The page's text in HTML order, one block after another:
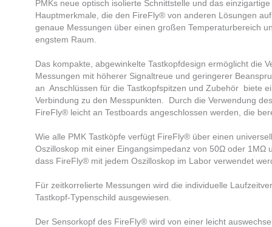
PMKs neue optisch isolierte Schnittstelle und das
Hauptmerkmale, die den FireFly® von anderen Lösungen
genaue Messungen über einen großen Temperaturbereich
engstem Raum. ​
Das kompakte, abgewinkelte Tastkopfdesign ermöglicht die
Messungen mit höherer Signaltreue und geringerer
an Anschlüssen für die Tastkopfspitzen und Zubehör biete
Verbindung zu den Messpunkten. Durch die Verwendung
FireFly® leicht an Testboards angeschlossen werden, die
Wie alle PMK Tastköpfe verfügt FireFly® über einen
Oszilloskop mit einer Eingangsimpedanz von 50Ω oder
dass FireFly® mit jedem Oszilloskop im Labor verwendet
Für zeitkorrelierte Messungen wird die individuelle
Tastkopf-Typenschild ausgewiesen. ​
Der Sensorkopf des FireFly® wird von einer leicht